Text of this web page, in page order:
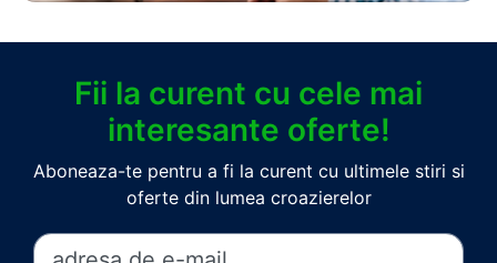
Fii la curent cu cele mai
interesante oferte!
Aboneaza-te pentru a fi la curent cu ultimele stiri si
oferte din lumea croazierelor